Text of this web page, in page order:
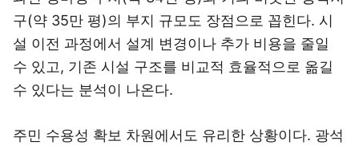
구(약 35만 평)의 부지 규모도 장점으로 꼽힌다. 시
설 이전 과정에서 설계 변경이나 추가 비용을 줄일
수 있고, 기존 시설 구조를 비교적 효율적으로 옮길
수 있다는 분석이 나온다.
주민 수용성 확보 차원에서도 유리한 상황이다. 광석